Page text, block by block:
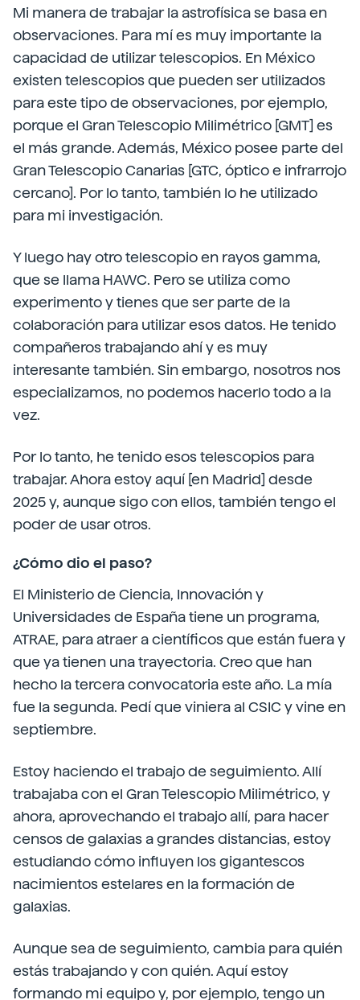
Mi manera de trabajar la astrofísica se basa en
observaciones. Para mí es muy importante la
capacidad de utilizar telescopios. En México
existen telescopios que pueden ser utilizados
para este tipo de observaciones, por ejemplo,
porque el Gran Telescopio Milimétrico [GMT] es
el más grande. Además, México posee parte del
Gran Telescopio Canarias [GTC, óptico e infrarrojo
cercano]. Por lo tanto, también lo he utilizado
para mi investigación.
Y luego hay otro telescopio en rayos gamma,
que se llama HAWC. Pero se utiliza como
experimento y tienes que ser parte de la
colaboración para utilizar esos datos. He tenido
compañeros trabajando ahí y es muy
interesante también. Sin embargo, nosotros nos
especializamos, no podemos hacerlo todo a la
vez.
Por lo tanto, he tenido esos telescopios para
trabajar. Ahora estoy aquí [en Madrid] desde
2025 y, aunque sigo con ellos, también tengo el
poder de usar otros.
¿Cómo dio el paso?
El Ministerio de Ciencia, Innovación y
Universidades de España tiene un programa,
ATRAE, para atraer a científicos que están fuera y
que ya tienen una trayectoria. Creo que han
hecho la tercera convocatoria este año. La mía
fue la segunda. Pedí que viniera al CSIC y vine en
septiembre.
Estoy haciendo el trabajo de seguimiento. Allí
trabajaba con el Gran Telescopio Milimétrico, y
ahora, aprovechando el trabajo allí, para hacer
censos de galaxias a grandes distancias, estoy
estudiando cómo influyen los gigantescos
nacimientos estelares en la formación de
galaxias.
Aunque sea de seguimiento, cambia para quién
estás trabajando y con quién. Aquí estoy
formando mi equipo y, por ejemplo, tengo un